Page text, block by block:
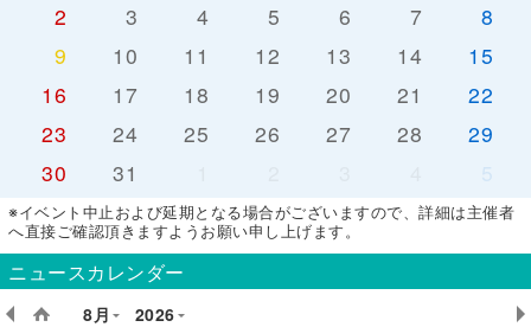
2
3 4 5 6 7
8
9
10 11 12 13 14
15
16
17 18 19 20 21
22
23
24 25 26 27 28
29
30
31 5
※イベント中止および延期となる場合がございますので、詳細は主催者
へ直接ご確認頂きますようお願い申し上げます。
ニュースカレンダー
8月
2026